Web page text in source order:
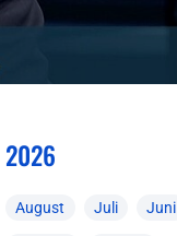
2026
August Juli Juni